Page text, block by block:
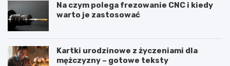
Na czym polega frezowanie CNC i kiedy
warto je zastosować
Kartki urodzinowe z życzeniami dla
mężczyzny – gotowe teksty